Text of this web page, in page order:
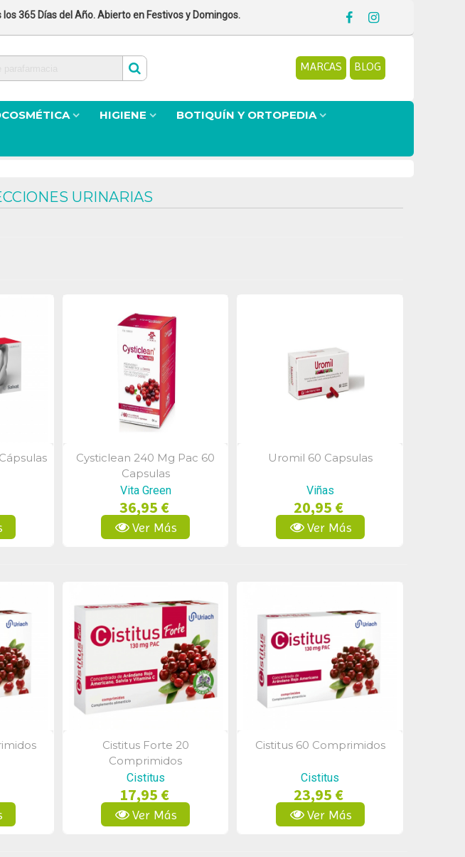
los 365 Días del Año. Abierto en Festivos y Domingos.
BLOG
MARCAS
HIGIENE
BOTIQUÍN Y ORTOPEDIA
URINARIAS
Vista Rápida
Cysticlean 240 Mg Pac 60
Capsulas
Vita Green
36,95 €
Ver Más
Vista Rápida
Uromil 60 Capsulas
Viñas
20,95 €
Ver Más
Vista Rápida
Cistitus Forte 20
Comprimidos
Cistitus
17,95 €
Ver Más
Vista Rápida
Cistitus 60 Comprimidos
Cistitus
23,95 €
Ver Más